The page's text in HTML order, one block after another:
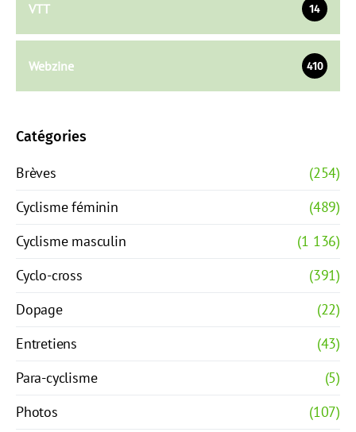
VTT 14
Webzine 410
Catégories
Brèves
(254)
Cyclisme féminin
(489)
Cyclisme masculin
(1 136)
Cyclo-cross
(391)
Dopage
(22)
Entretiens
(43)
Para-cyclisme
(5)
Photos
(107)